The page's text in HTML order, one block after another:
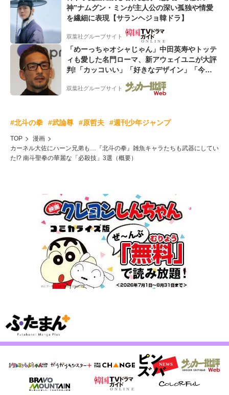
神”ナムグン・ミンが主人公の深い孤独や情愛
を繊細に表現【サランヘジョ韓ドラ】
双葉社グループサイト
「めーっちゃオシャじゃん」中田英寿やトッテ
ィも愛した名門ローマ、新アウェイユニが大評
判!「カッコいい」「好きなデザイン」「今年
双葉社グループサイト
#北斗の拳 #武論尊 #原哲夫 #週刊少年ジャンプ
TOP
漫画
カーネル大佐にハーン兄弟も…『北斗の拳』雑魚キャラたちも武器にしてい
た!? 南斗聖拳の華麗な「必殺技」3選（概要）